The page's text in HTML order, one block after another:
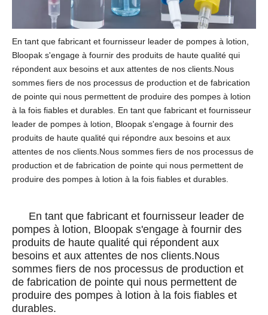
En tant que fabricant et fournisseur leader de pompes à lotion,
Bloopak s'engage à fournir des produits de haute qualité qui
répondent aux besoins et aux attentes de nos clients.Nous
sommes fiers de nos processus de production et de fabrication
de pointe qui nous permettent de produire des pompes à lotion
à la fois fiables et durables. En tant que fabricant et fournisseur
leader de pompes à lotion, Bloopak s'engage à fournir des
produits de haute qualité qui répondre aux besoins et aux
attentes de nos clients.Nous sommes fiers de nos processus de
production et de fabrication de pointe qui nous permettent de
produire des pompes à lotion à la fois fiables et durables.
En tant que fabricant et fournisseur leader de
pompes à lotion, Bloopak s'engage à fournir des
produits de haute qualité qui répondent aux
besoins et aux attentes de nos clients.Nous
sommes fiers de nos processus de production et
de fabrication de pointe qui nous permettent de
produire des pompes à lotion à la fois fiables et
durables.